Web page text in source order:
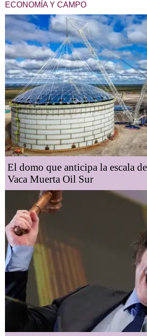
ECONOMÍA Y CAMPO
El domo que anticipa la escala
Vaca Muerta Oil Sur